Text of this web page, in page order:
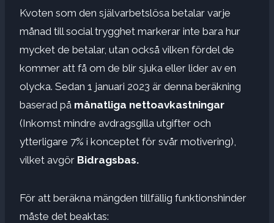
Kvoten som den självarbetslösa betalar varje
månad till social trygghet markerar inte bara hur
mycket de betalar, utan också vilken fördel de
kommer att få om de blir sjuka eller lider av en
olycka. Sedan 1 januari 2023 är denna beräkning
baserad på månatliga nettoavkastningar
(Inkomst mindre avdragsgilla utgifter och
ytterligare 7% i konceptet för svår motivering),
vilket avgör Bidragsbas.
För att beräkna mängden tillfällig funktionshinder
måste det beaktas: